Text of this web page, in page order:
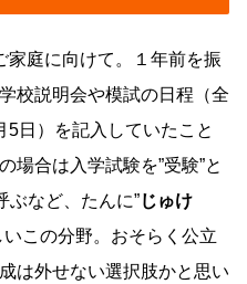
家庭に向けて。１年前を振
校説明会や模試の日程（全
5日）を記入していたこと
場合は入学試験を”受験”と
ぶなど、たんに”じゅけ
この分野。おそらく公立
は外せない選択肢かと思い